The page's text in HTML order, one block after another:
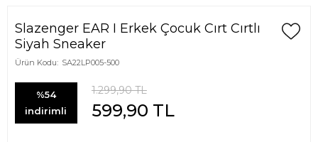
Slazenger EAR I Erkek Çocuk Cırt Cırtlı
Siyah Sneaker
Ürün Kodu: SA22LP005-500
%54
indirimli
1.299,90TL
599,90 TL